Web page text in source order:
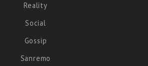
Reality
Social
Gossip
Sanremo